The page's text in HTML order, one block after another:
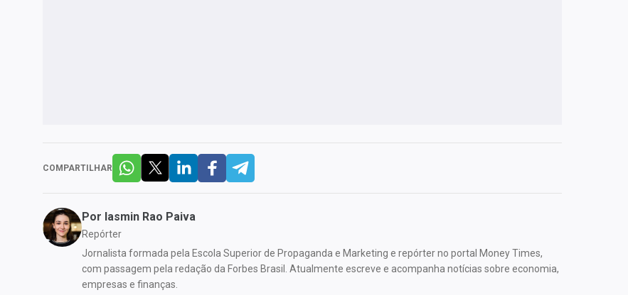
COMPARTILHAR
Por Iasmin Rao Paiva
Repórter
Jornalista formada pela Escola Superior de Propaganda e Marketing e repórter no portal Money Times,
com passagem pela redação da Forbes Brasil. Atualmente escreve e acompanha notícias sobre economia,
empresas e finanças.